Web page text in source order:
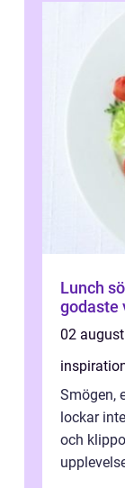
Lunch
godaste
02
Smögen,
lockar
och